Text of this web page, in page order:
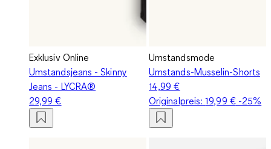
Exklusiv Online
Umstandsjeans - Skinny
Jeans - LYCRA®
29,99 €
Umstandsmode
Umstands-Musselin-Shorts
14,99 €
Originalpreis:19,99 €-25%